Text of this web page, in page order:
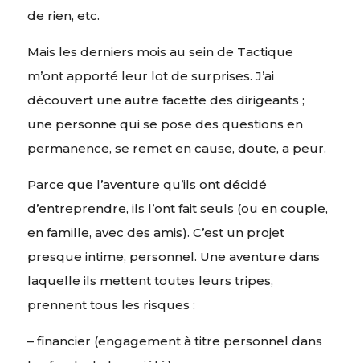
de rien, etc.
Mais les derniers mois au sein de Tactique
m’ont apporté leur lot de surprises. J’ai
découvert une autre facette des dirigeants ;
une personne qui se pose des questions en
permanence, se remet en cause, doute, a peur.
Parce que l’aventure qu’ils ont décidé
d’entreprendre, ils l’ont fait seuls (ou en couple,
en famille, avec des amis). C’est un projet
presque intime, personnel. Une aventure dans
laquelle ils mettent toutes leurs tripes,
prennent tous les risques :
– financier (engagement à titre personnel dans